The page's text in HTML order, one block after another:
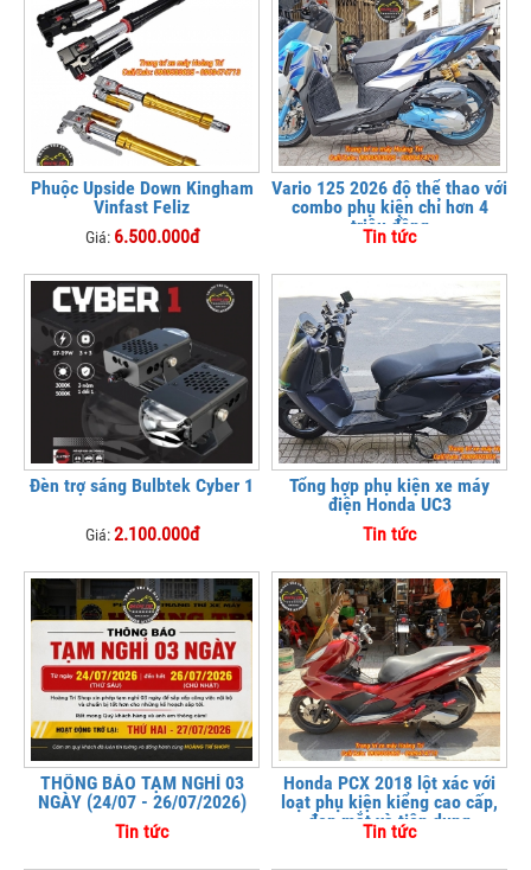
Phuộc Upside Down Kingham
Vinfast Feliz
Giá: 6.500.000đ
Vario 125 2026 độ thể thao với
combo phụ kiện chỉ hơn 4
triệu đồng
Tin tức
Đèn trợ sáng Bulbtek Cyber 1
Giá:2.100.000đ
Tổng hợp phụ kiện xe máy
điện Honda UC3
Tin tức
THÔNG BÁO TẠM NGHỈ 03
NGÀY (24/07 - 26/07/2026)
Tin tức
Honda PCX 2018 lột xác với
loạt phụ kiện kiểng cao cấp,
đẹp mắt và tiện dụng
Tin tức